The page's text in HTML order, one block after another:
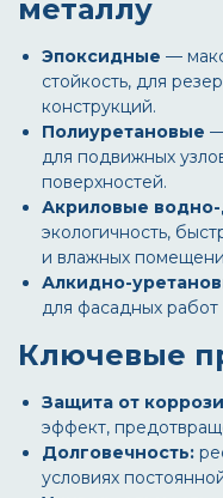
металлу
Эпоксидные —
стойкость, для
конструкций.
Полиуретановые
для подвижных
поверхностей.
Акриловые
экологичность,
и влажных
Алкидно-
для фасадных
Ключевые
Защита от
эффект,
Долговечность:
условиях